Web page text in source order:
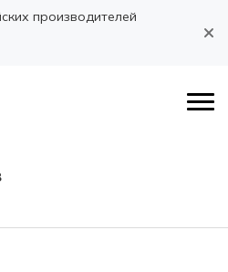
производителей